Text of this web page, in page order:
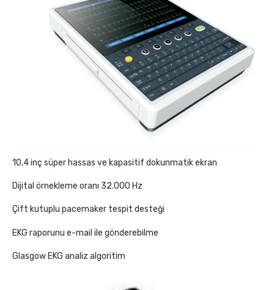
10,4 inç süper hassas ve kapasitif dokunmatik ekran
Dijital örnekleme oranı 32.000 Hz
Çift kutuplu pacemaker tespit desteği
EKG raporunu e-mail ile gönderebilme
Glasgow EKG analiz algoritim